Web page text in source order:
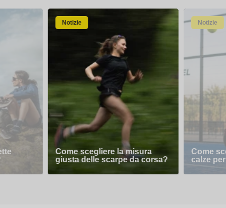
Notizie
Come scegliere la misura
giusta delle scarpe da corsa?
Notizie
Come
calze